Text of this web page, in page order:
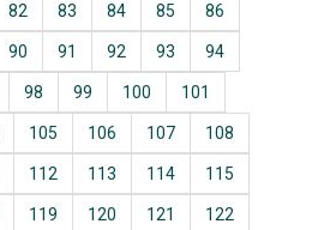
82 83 84 85 86
90 91 92 93 94
98 99 100 101
105 106 107 108
112 113 114 115
119 120 121 122